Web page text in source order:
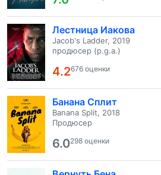
Лестница Иакова
Jacob's Ladder, 2019
продюсер (p.g.a.)
4.2676 оценки
Банана Сплит
Banana Split, 2018
Продюсер
6.0298 оценки